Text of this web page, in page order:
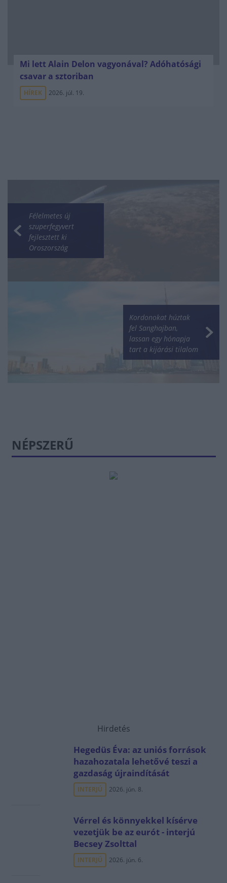
Mi lett Alain Delon vagyonával? Adóhatósági
csavar a sztoriban
HÍREK 2026. júl. 19.
Félelmetes új
szuperfegyvert
fejlesztett ki
Oroszország
Kordonokat húztak
fel Sanghajban,
lassan egy hónapja
tart a kijárási tilalom
NÉPSZERŰ
Hirdetés
Hegedüs Éva: az uniós források
hazahozatala lehetővé teszi a
gazdaság újraindítását
INTERJÚ 2026. jún. 8.
Vérrel és könnyekkel kísérve
vezetjük be az eurót - interjú
Becsey Zsolttal
INTERJÚ 2026. jún. 6.